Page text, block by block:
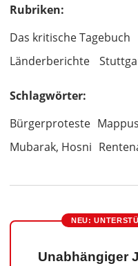
Rubriken:
Das kritische Tagebuch
Länderberichte
Schlagwörter:
Bürgerproteste
Mubarak, Hosni
NEU:
Unabhängiger